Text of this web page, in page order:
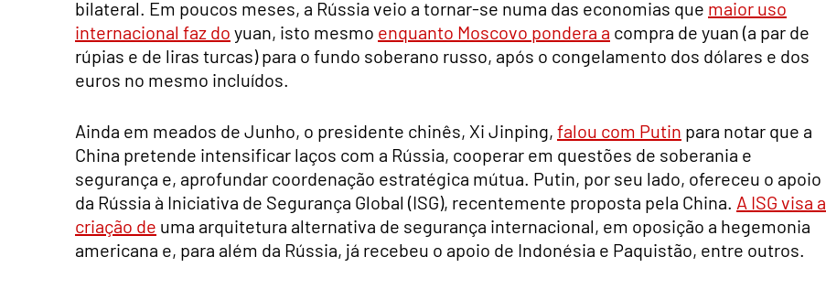
bilateral. Em poucos meses, a Rússia veio a tornar-se numa das economias que maior uso
internacional faz do yuan, isto mesmo enquanto Moscovo pondera a compra de yuan (a par de
rúpias e de liras turcas) para o fundo soberano russo, após o congelamento dos dólares e dos
euros no mesmo incluídos.
Ainda em meados de Junho, o presidente chinês, Xi Jinping, falou com Putin para notar que a
China pretende intensificar laços com a Rússia, cooperar em questões de soberania e
segurança e, aprofundar coordenação estratégica mútua. Putin, por seu lado, ofereceu o apoio
da Rússia à Iniciativa de Segurança Global (ISG), recentemente proposta pela China. A ISG visa a
criação de uma arquitetura alternativa de segurança internacional, em oposição a hegemonia
americana e, para além da Rússia, já recebeu o apoio de Indonésia e Paquistão, entre outros.